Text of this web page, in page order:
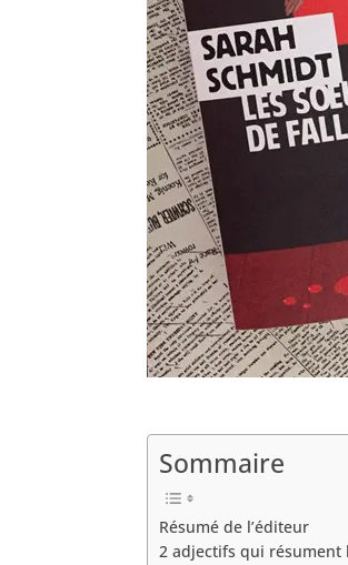
Sommaire
Résumé de l’éditeur
2 adjectifs qui résument